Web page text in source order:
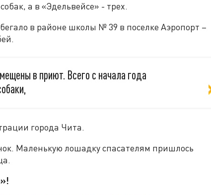
а в «Эдельвейсе» - трех.
в районе школы № 39 в поселке Аэропорт –
в приют. Всего с начала года
города Чита.
Маленькую лошадку спасателям пришлось